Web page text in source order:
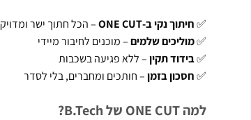
✅חיתוך נקי ב-ONE CUT
– הכל חתוך ישר ומדויק
✅מוליכים שלמים– מוכנים לחיבור מיידי
✅בידוד תקין– ללא פגיעה בשכבות
✅חסכון בזמן– חותכים ומחברים, בלי לסדר
למה ONE CUT של B.Tech?